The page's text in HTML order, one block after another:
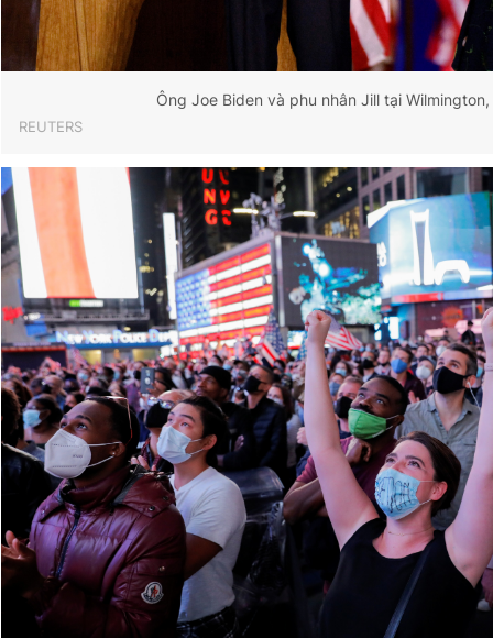
Giấy phép xuất bản số 110/GP - BTTTT cấp ngày 24.3.2020
© 2003-2026 Bản quyền thuộc về Báo Thanh Niên. Cấm sao
chép dưới mọi hình thức nếu không có sự chấp thuận bằng văn
Ông Joe Biden và phu nhân Jill tại
REUTERS